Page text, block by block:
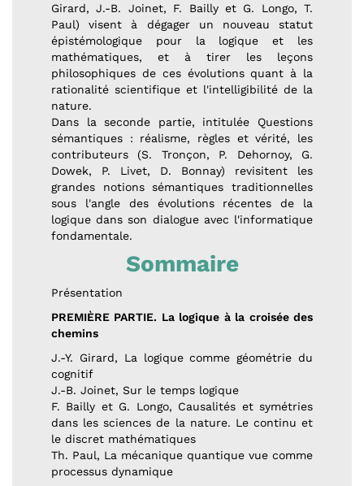
Girard, J.-B. Joinet, F. Bailly et G. Longo, T.
Paul) visent à dégager un nouveau statut
épistémologique pour la logique et les
mathématiques, et à tirer les leçons
philosophiques de ces évolutions quant à la
rationalité scientifique et l'intelligibilité de la
nature.
Dans la seconde partie, intitulée Questions
sémantiques : réalisme, règles et vérité, les
contributeurs (S. Tronçon, P. Dehornoy, G.
Dowek, P. Livet, D. Bonnay) revisitent les
grandes notions sémantiques traditionnelles
sous l'angle des évolutions récentes de la
logique dans son dialogue avec l'informatique
fondamentale.
Sommaire
Présentation
PREMIÈRE PARTIE. La logique à la croisée des
chemins
J.-Y. Girard, La logique comme géométrie du
cognitif
J.-B. Joinet, Sur le temps logique
F. Bailly et G. Longo, Causalités et symétries
dans les sciences de la nature. Le continu et
le discret mathématiques
Th. Paul, La mécanique quantique vue comme
processus dynamique